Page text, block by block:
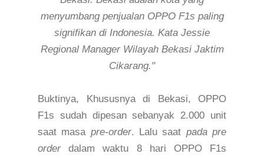
menyumbang penjualan OPPO F1s paling
signifikan di Indonesia. Kata Jessie
Regional Manager Wilayah Bekasi Jaktim
Cikarang."
Buktinya, Khususnya di Bekasi, OPPO
F1s sudah dipesan sebanyak 2.000 unit
saat masa pre-order. Lalu saat padapre
order dalam waktu 8 hari OPPO
F1s